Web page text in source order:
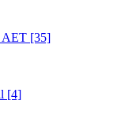
AET [35]
[4]